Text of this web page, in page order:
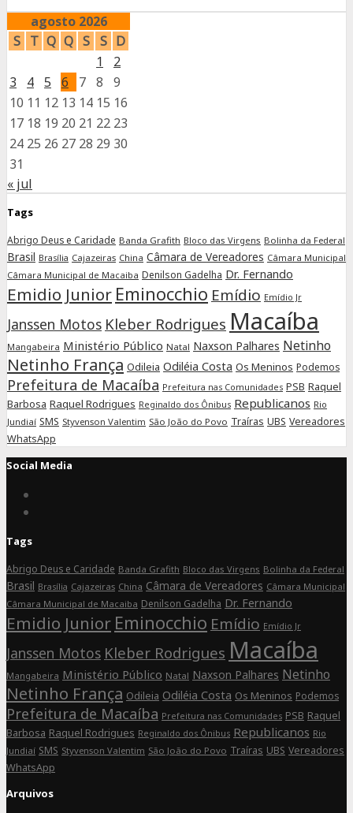
agosto 2026
S
T Q Q S S D
1
2
3
4 5 6 7 8
9
10 11 12 13 14 15 16
17 18 19 20 21 22 23
24 25 26 27 28 29 30
31
« jul
Tags
Abrigo Deus e Caridade Banda Grafith Bloco das Virgens Bolinha da Federal
Brasil Brasília Cajazeiras China Câmara de Vereadores Câmara Municipal
Câmara Municipal de Macaiba Denilson Gadelha Dr. Fernando
Emidio Junior Eminocchio Emídio Emídio Jr
Janssen Motos Kleber Rodrigues Macaíba
Mangabeira Ministério Público Natal Naxson Palhares Netinho
Netinho França Odileia Odiléia Costa Os Meninos Podemos
Prefeitura de Macaíba Prefeitura nas Comunidades PSB Raquel
Barbosa Raquel Rodrigues Reginaldo dos Ônibus Republicanos Rio
Jundiaí SMS Styvenson Valentim São João do Povo Traíras UBS Vereadores
WhatsApp
Social Media
Tags
Abrigo Deus e Caridade Banda Grafith Bloco das Virgens Bolinha da Federal
Brasil Brasília Cajazeiras China Câmara de Vereadores Câmara Municipal
Câmara Municipal de Macaiba Denilson Gadelha Dr. Fernando
Emidio Junior Eminocchio Emídio Emídio Jr
Janssen Motos Kleber Rodrigues Macaíba
Mangabeira Ministério Público Natal Naxson Palhares Netinho
Netinho França Odileia Odiléia Costa Os Meninos Podemos
Prefeitura de Macaíba Prefeitura nas Comunidades PSB Raquel
Barbosa Raquel Rodrigues Reginaldo dos Ônibus Republicanos Rio
Jundiaí SMS Styvenson Valentim São João do Povo Traíras UBS Vereadores
WhatsApp
Arquivos